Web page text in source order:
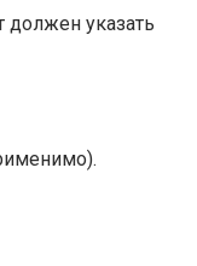
должен указать